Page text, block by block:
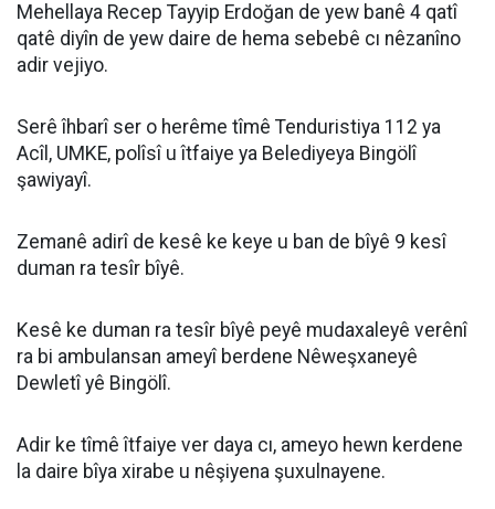
Mehellaya Recep Tayyip Erdoğan de yew banê 4 qatî
qatê diyîn de yew daire de hema sebebê cı nêzanîno
adir vejiyo.
Serê îhbarî ser o herême tîmê Tenduristiya 112 ya
Acîl, UMKE, polîsî u îtfaiye ya Belediyeya Bingölî
şawiyayî.
Zemanê adirî de kesê ke keye u ban de bîyê 9 kesî
duman ra tesîr bîyê.
Kesê ke duman ra tesîr bîyê peyê mudaxaleyê verênî
ra bi ambulansan ameyî berdene Nêweşxaneyê
Dewletî yê Bingölî.
Adir ke tîmê îtfaiye ver daya cı, ameyo hewn kerdene
la daire bîya xirabe u nêşiyena şuxulnayene.